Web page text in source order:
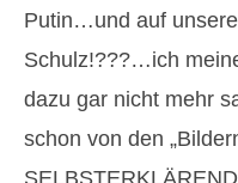
Putin…und auf
Schulz!???…ich
dazu gar nicht mehr
schon von den